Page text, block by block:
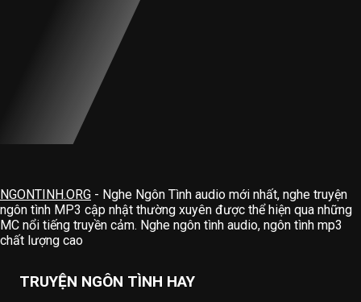
NGONTINH.ORG - Nghe Ngôn Tình audio mới nhất, nghe truyện
ngôn tình MP3 cập nhật thường xuyên được thể hiện qua những
MC nổi tiếng truyền cảm. Nghe ngôn tình audio, ngôn tình mp3
chất lượng cao
TRUYỆN NGÔN TÌNH HAY